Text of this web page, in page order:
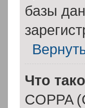
базы
Что
COPPA